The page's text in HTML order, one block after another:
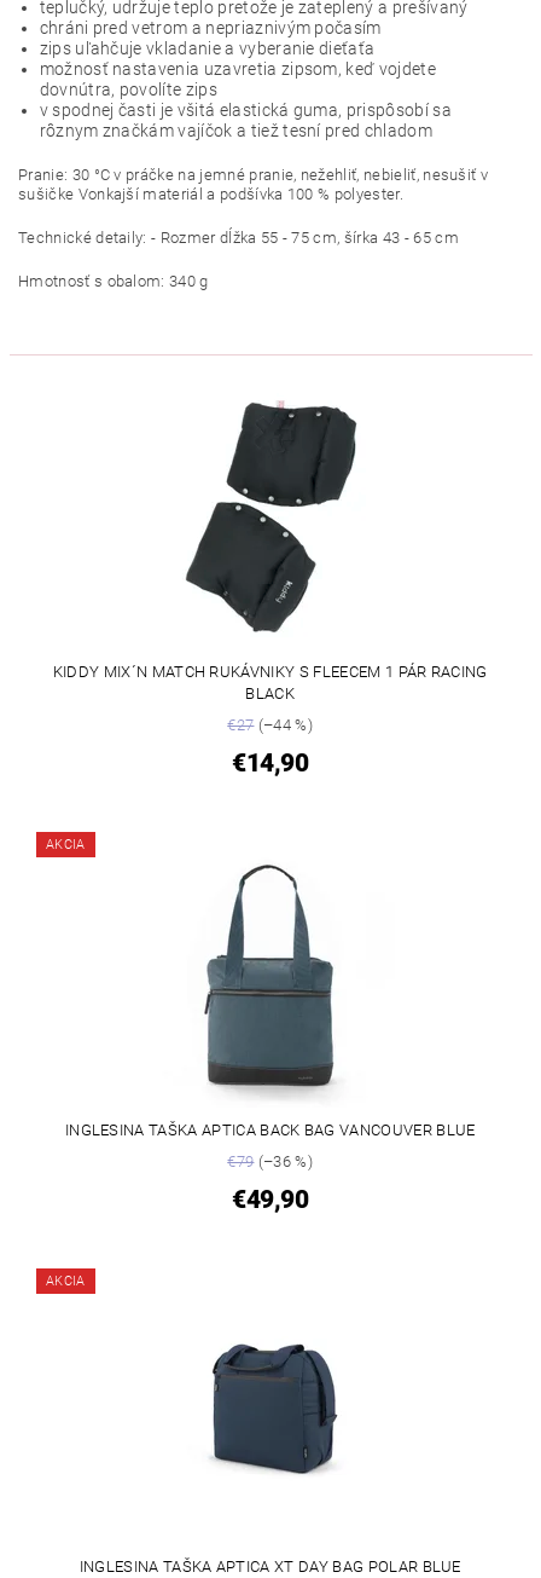
teplučký, udržuje teplo pretože je zateplený a prešívaný
chráni pred vetrom a nepriaznivým počasím
zips uľahčuje vkladanie a vyberanie dieťaťa
možnosť nastavenia uzavretia zipsom, keď vojdete
dovnútra, povolíte zips
v spodnej časti je všitá elastická guma, prispôsobí sa
rôznym značkám vajíčok a tiež tesní pred chladom
Pranie: 30 °C v práčke na jemné pranie, nežehliť, nebieliť, nesušiť v
sušičke Vonkajší materiál a podšívka 100 % polyester.
Technické detaily: - Rozmer dĺžka 55 - 75 cm, šírka 43 - 65 cm
Hmotnosť s obalom: 340 g
KIDDY MIX´N MATCH RUKÁVNIKY S FLEECEM 1 PÁR RACING
BLACK
€27(–44 %)
€14,90
AKCIA
INGLESINA TAŠKA APTICA BACK BAG VANCOUVER BLUE
€79(–36 %)
€49,90
AKCIA
INGLESINA TAŠKA APTICA XT DAY BAG POLAR BLUE